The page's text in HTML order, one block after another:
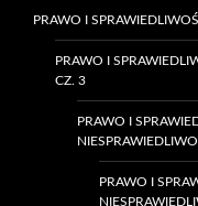
PRAWO I
PRAWO I
CZ. 3
PRAWO I
PRAWO I